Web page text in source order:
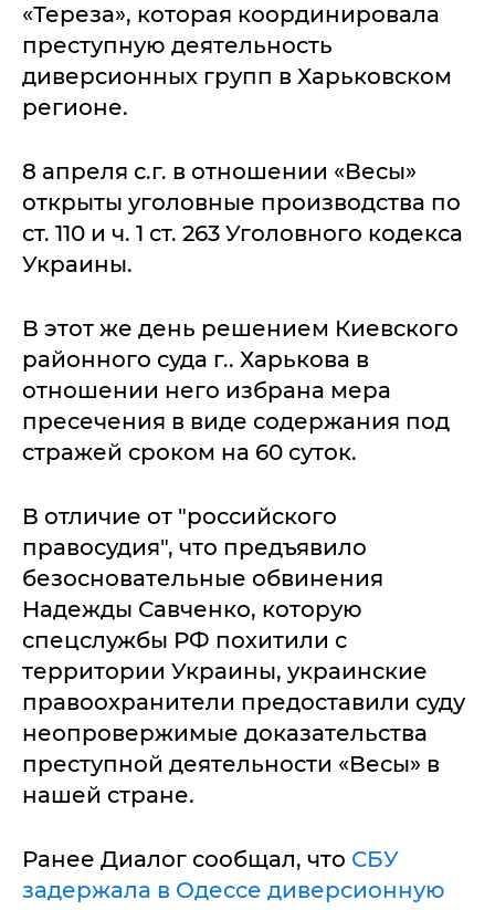
«Тереза», которая координировала
преступную деятельность
диверсионных групп в Харьковском
регионе.
8 апреля с.г. в отношении «Весы»
открыты уголовные производства по
ст. 110 и ч. 1 ст. 263 Уголовного кодекса
Украины.
В этот же день решением Киевского
районного суда г.. Харькова в
отношении него избрана мера
пресечения в виде содержания под
стражей сроком на 60 суток.
В отличие от "российского
правосудия", что предъявило
безосновательные обвинения
Надежды Савченко, которую
спецслужбы РФ похитили с
территории Украины, украинские
правоохранители предоставили суду
неопровержимые доказательства
преступной деятельности «Весы» в
нашей стране.
Ранее Диалог сообщал, что СБУ
задержала в Одессе диверсионную